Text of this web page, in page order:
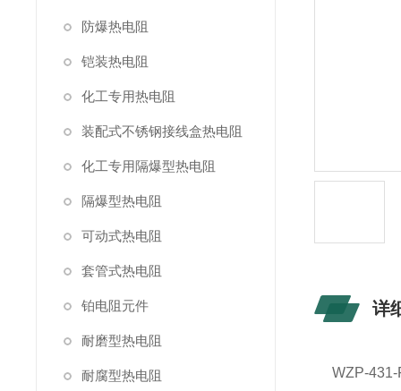
防爆热电阻
铠装热电阻
化工专用热电阻
装配式不锈钢接线盒热电阻
化工专用隔爆型热电阻
隔爆型热电阻
可动式热电阻
套管式热电阻
铂电阻元件
耐磨型热电阻
耐腐型热电阻
详
WZP-